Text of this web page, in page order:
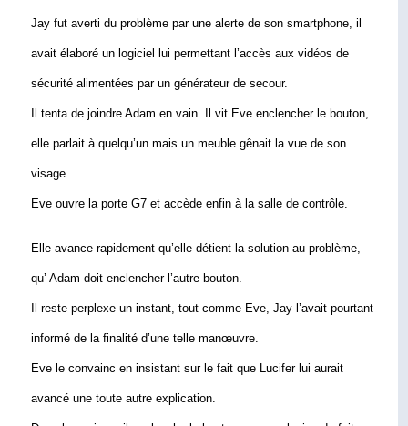
Jay fut averti du problème par une alerte de son smartphone, il
avait élaboré un logiciel lui permettant l’accès aux vidéos de
sécurité alimentées par un générateur de secour.
Il tenta de joindre Adam en vain. Il vit Eve enclencher le bouton,
elle parlait à quelqu’un mais un meuble gênait la vue de son
visage.
Eve ouvre la porte G7 et accède enfin à la salle de contrôle.
Elle avance rapidement qu’elle détient la solution au problème,
qu’ Adam doit enclencher l’autre bouton.
Il reste perplexe un instant, tout comme Eve, Jay l’avait pourtant
informé de la finalité d’une telle manœuvre.
Eve le convainc en insistant sur le fait que Lucifer lui aurait
avancé une toute autre explication.